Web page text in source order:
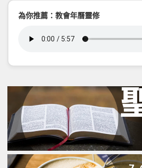
為你推薦：教會年曆靈修